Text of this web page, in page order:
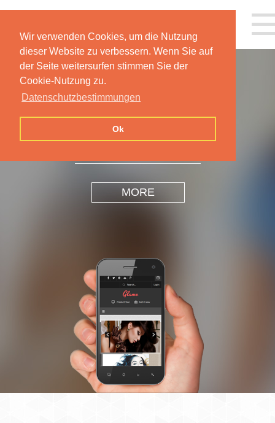
Wir verwenden Cookies, um die Nutzung
dieser Website zu verbessern. Wenn Sie auf
der Seite weitersurfen stimmen Sie der
Cookie-Nutzung zu.
Datenschutzbestimmungen
Ok
INSPIRATION
DESIGN
MORE